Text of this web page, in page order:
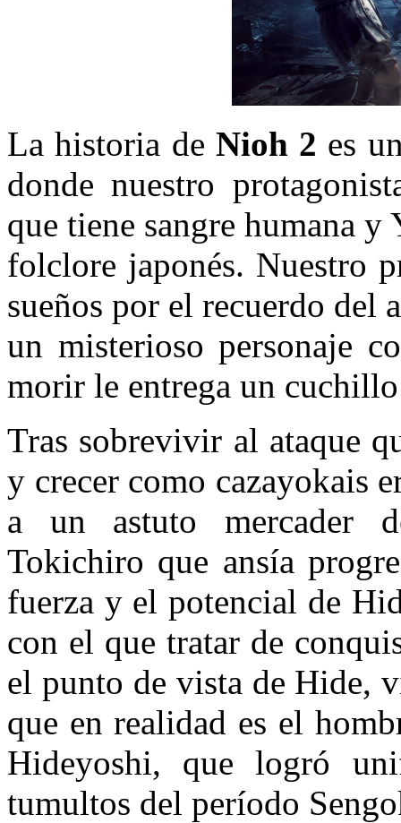
La historia de Nioh 2 es
donde nuestro
que tiene sangre humana
folclore japonés. Nuestro
sueños por el recuerdo del
un misterioso personaje
morir le entrega un
Tras sobrevivir al ataque
y crecer como cazayokais
a un astuto mercader
Tokichiro que ansía
fuerza y el potencial de
con el que tratar de
el punto de vista de Hide,
que en realidad es el
Hideyoshi, que logró
tumultos del período